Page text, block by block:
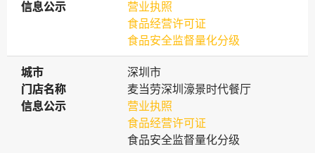
信息公示
信息公示
营业执照
食品经营许可证
食品安全监督量化分级
城市
城市
深圳市
门店名称
门店名称
麦当劳深圳濠景时代餐厅
信息公示
信息公示
营业执照
食品经营许可证
食品安全监督量化分级